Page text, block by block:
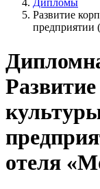
Дипломы
Развитие
предприятии
отеля